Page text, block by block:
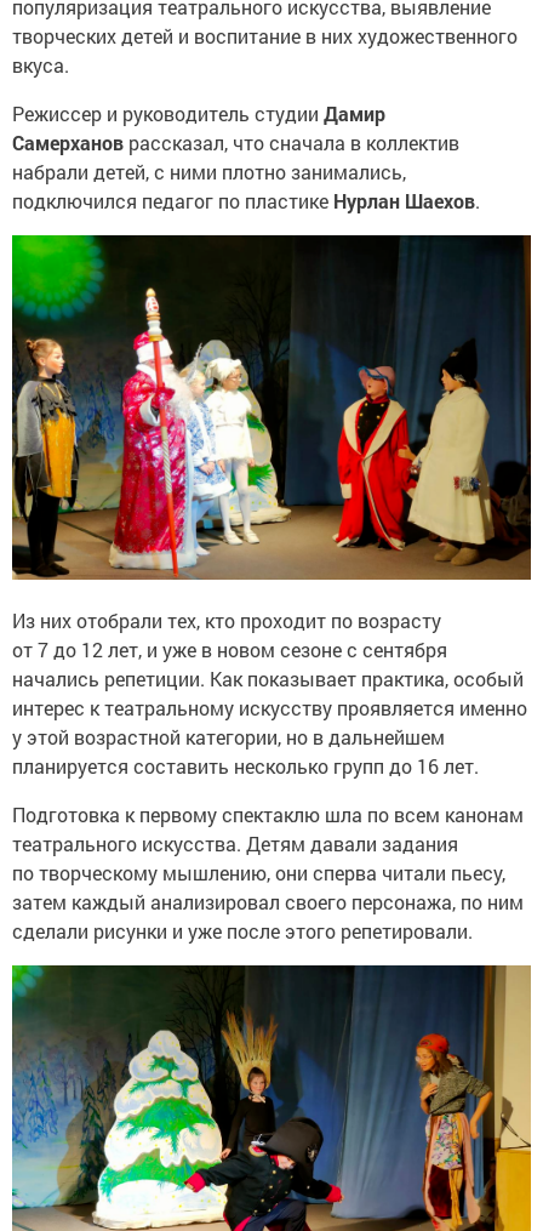
популяризация театрального искусства, выявление
творческих детей и воспитание в них художественного
вкуса.
Режиссер и руководитель студии Дамир
Самерханов рассказал, что сначала в коллектив
набрали детей, с ними плотно занимались,
подключился педагог по пластике Нурлан Шаехов.
Из них отобрали тех, кто проходит по возрасту
от 7 до 12 лет, и уже в новом сезоне с сентября
начались репетиции. Как показывает практика, особый
интерес к театральному искусству проявляется именно
у этой возрастной категории, но в дальнейшем
планируется составить несколько групп до 16 лет.
Подготовка к первому спектаклю шла по всем канонам
театрального искусства. Детям давали задания
по творческому мышлению, они сперва читали пьесу,
затем каждый анализировал своего персонажа, по ним
сделали рисунки и уже после этого репетировали.